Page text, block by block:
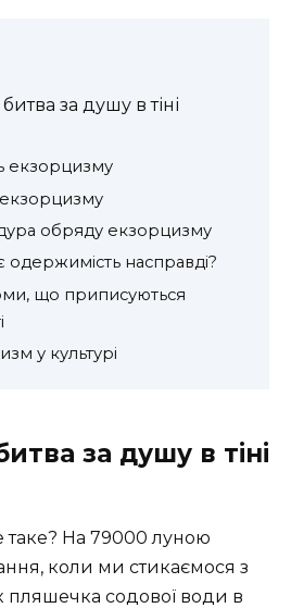
за душу в тіні
екзорцизму
екзорцизму
обряду екзорцизму
одержимість насправді?
що приписуються
у культурі
за душу в тіні
На 79000 луною
коли ми стикаємося з
пляшечка содової води в